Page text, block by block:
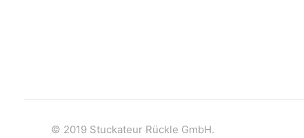
© 2019 Stuckateur Rückle GmbH.